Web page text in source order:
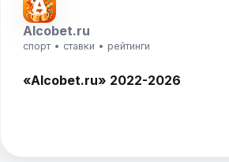
Alcobet.ru
спорт • ставки • рейтинги
«Alcobet.ru» 2022-2026